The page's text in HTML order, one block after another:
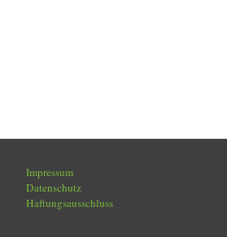
Impressum
Datenschutz
Haftungsausschluss